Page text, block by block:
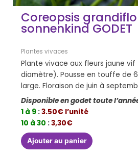
Coreopsis
sonnenkind GODET
Plantes vivaces
Plante vivace aux fleurs jaune
diamètre). Pousse en touffe de
large. Floraison de juin à
Disponible en godet toute
1 à 9 :3.50€ l’unité
10 à 30 :3,30€
Ajouter au panier